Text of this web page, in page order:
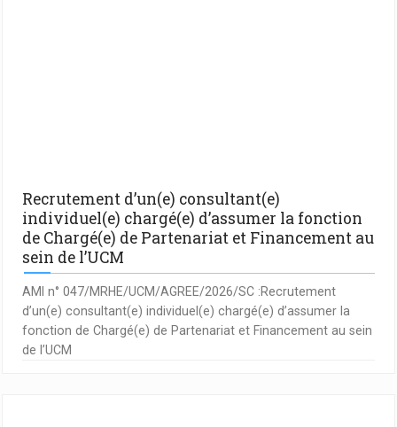
Recrutement d’un(e) consultant(e)
individuel(e) chargé(e) d’assumer la fonction
de Chargé(e) de Partenariat et Financement au
sein de l’UCM
AMI n° 047/MRHE/UCM/AGREE/2026/SC :Recrutement
d’un(e) consultant(e) individuel(e) chargé(e) d’assumer la
fonction de Chargé(e) de Partenariat et Financement au sein
de l’UCM